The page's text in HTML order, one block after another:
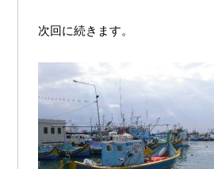
次回に続きます。